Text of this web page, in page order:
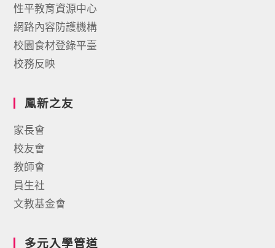
性平教育資源中心
網路內容防護機構
校園食材登錄平臺
校務反映
鳳新之友
家長會
校友會
教師會
員生社
文教基金會
多元入學管道